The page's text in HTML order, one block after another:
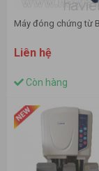
Máy đóng chứng từ
Liên hệ
Còn hàng